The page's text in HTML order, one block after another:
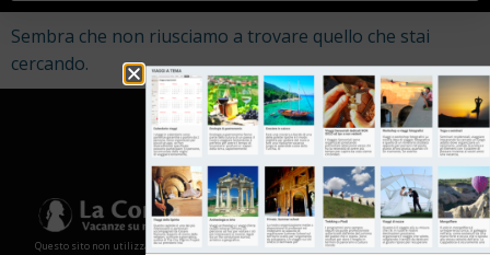
Sembra che non riusciamo a trovare quello che stai
cercando.
Questo sito non utilizza cookies e non memorizza in alcun modo le tue informazioni